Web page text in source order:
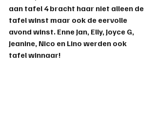
aan tafel 4 bracht haar niet alleen de
tafel winst maar ook de eervolle
avond winst. Enne Jan, Elly, Joyce G,
Jeanine, Nico en Lino werden ook
tafel winnaar!